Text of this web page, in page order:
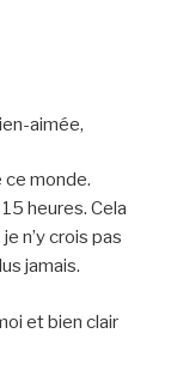
aimée,
ce monde.
heures. Cela
n’y crois pas
jamais.
et bien clair